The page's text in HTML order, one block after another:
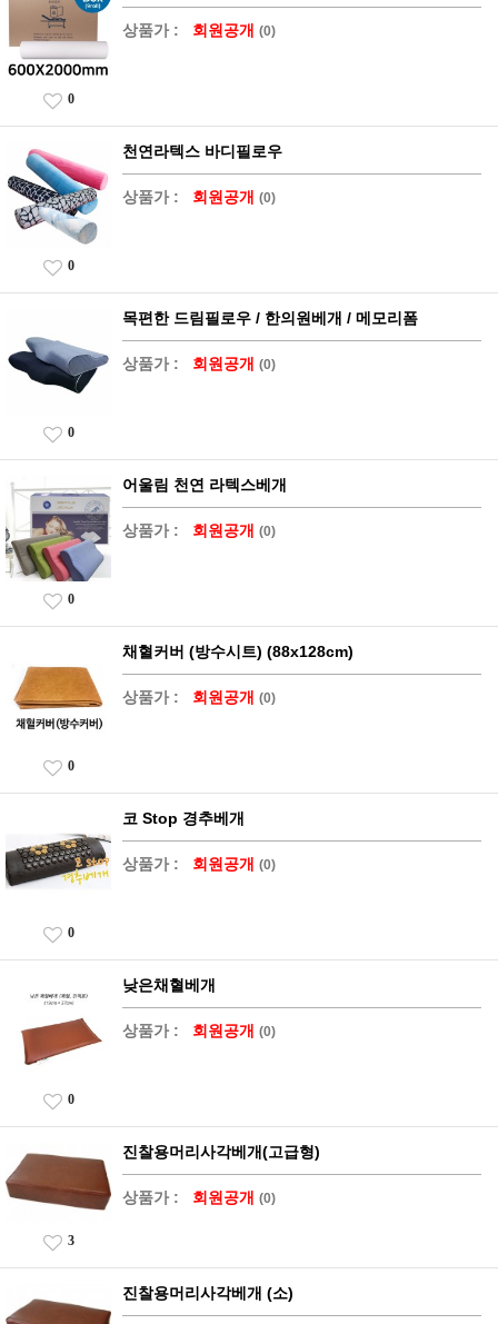
상품가 : 회원공개 (0)
0
천연라텍스 바디필로우
상품가 : 회원공개 (0)
0
목편한 드림필로우 / 한의원베개 / 메모리폼
상품가 : 회원공개 (0)
0
어울림 천연 라텍스베개
상품가 : 회원공개 (0)
0
채혈커버 (방수시트) (88x128cm)
상품가 : 회원공개 (0)
0
코 Stop 경추베개
상품가 : 회원공개 (0)
0
낮은채혈베개
상품가 : 회원공개 (0)
0
진찰용머리사각베개(고급형)
상품가 : 회원공개 (0)
3
진찰용머리사각베개 (소)